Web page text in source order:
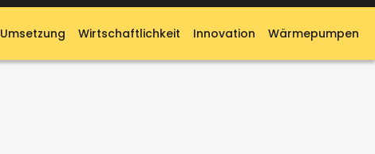
Umsetzung Wirtschaftlichkeit Innovation Wärmepumpen